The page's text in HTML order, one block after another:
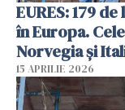
EURES: 179
în Europa.
Norvegia și
15 APRILIE 2026